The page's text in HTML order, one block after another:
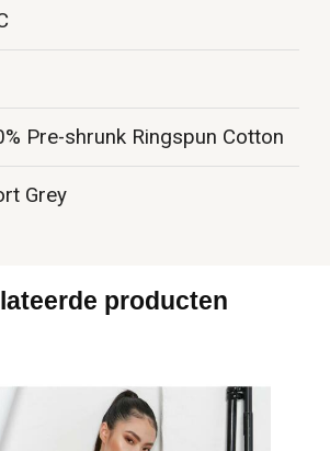
Pre-shrunk Ringspun Cotton
Grey
producten